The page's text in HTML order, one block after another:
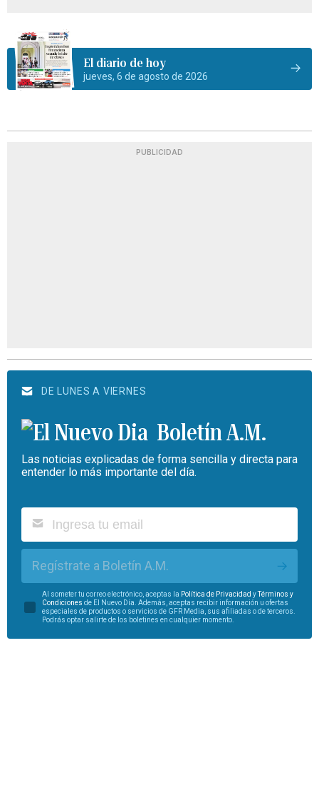
El diario de hoy
jueves, 6 de agosto de 2026
PUBLICIDAD
DE LUNES A VIERNES
Boletín A.M.
Las noticias explicadas de forma sencilla y directa para
entender lo más importante del día.
Regístrate a Boletín A.M.
Al someter tu correo electrónico, aceptas la Política de Privacidad yTérminos y
Condiciones de El Nuevo Día. Además, aceptas recibir información u ofertas
especiales de productos o servicios de GFR Media, sus afiliadas o de terceros.
Podrás optar salirte de los boletines en cualquier momento.